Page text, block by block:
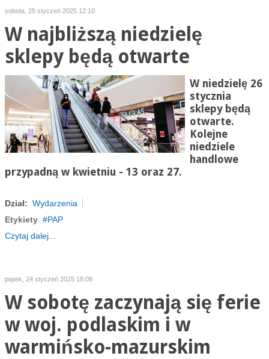
sobota, 25 styczeń 2025 12:10
W najbliższą niedzielę
sklepy będą otwarte
W niedzielę 26
stycznia
sklepy będą
otwarte.
Kolejne
niedziele
handlowe
przypadną w kwietniu - 13 oraz 27.
Dział: Wydarzenia
Etykiety
PAP
Czytaj dalej...
piątek, 24 styczeń 2025 18:08
W sobotę zaczynają się ferie
w woj. podlaskim i w
warmińsko-mazurskim